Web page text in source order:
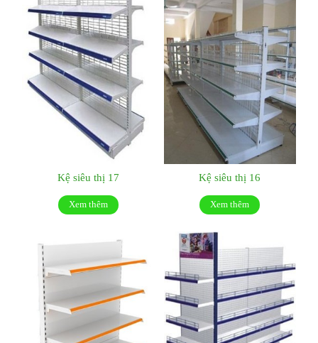
Kệ siêu thị 17
Xem thêm
Kệ siêu thị 16
Xem thêm